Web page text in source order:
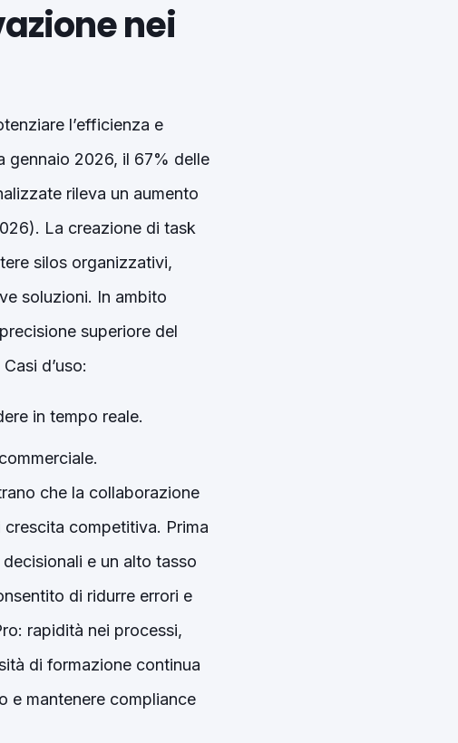
nei
l’efficienza e
gennaio 2026, il 67% delle
rileva un aumento
La creazione di task
silos organizzativi,
soluzioni. In ambito
superiore del
d’uso:
in tempo reale.
che la collaborazione
competitiva. Prima
e un alto tasso
di ridurre errori e
rapidità nei processi,
di formazione continua
e mantenere compliance